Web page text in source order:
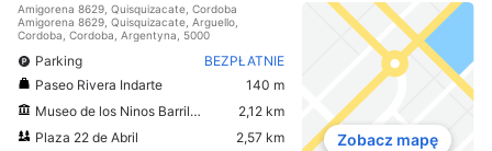
Amigorena 8629, Quisquizacate, Cordoba
Amigorena 8629, Quisquizacate, Arguello,
Cordoba, Cordoba, Argentyna, 5000
Parking
BEZPŁATNIE
Paseo Rivera Indarte
140 m
Museo de los Ninos Barrilete
2,12 km
Plaza 22 de Abril
2,57 km
Zobacz mapę